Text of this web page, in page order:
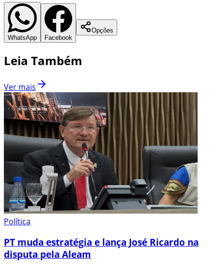
WhatsApp Facebook
Opções
Leia Também
Ver mais
Política
PT muda estratégia e lança José Ricardo na
disputa pela Aleam